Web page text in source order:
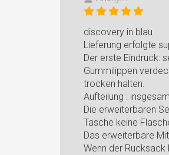
discovery in blau
Lieferung erfolgte
Der erste Eindruck:
Gummilippen
trocken halten.
Aufteilung :
Die erweiterbaren
Tasche keine
Das erweiterbare
Wenn der Rucksack